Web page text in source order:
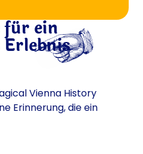
für ein
Erlebnis
Vienna History
Erinnerung, die ein